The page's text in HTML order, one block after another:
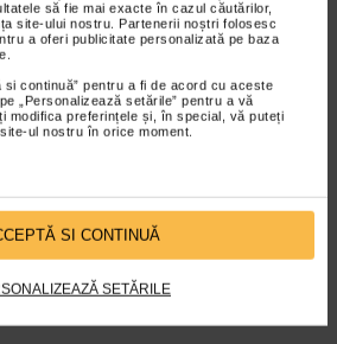
să fie mai exacte în cazul căutărilor,
site-ului nostru. Partenerii noștri folosesc
a oferi publicitate personalizată pe baza
si continuă” pentru a fi de acord cu aceste
„Personalizează setările” pentru a vă
modifica preferințele și, în special, vă puteți
ul nostru în orice moment.
SI CONTINUĂ
SETĂRILE